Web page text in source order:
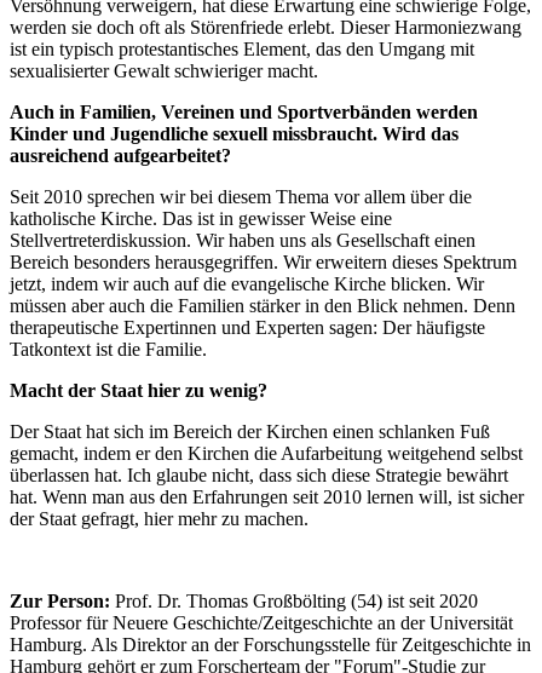
Versöhnung verweigern, hat diese Erwartung eine schwierige Folge,
werden sie doch oft als Störenfriede erlebt. Dieser Harmoniezwang
ist ein typisch protestantisches Element, das den Umgang mit
sexualisierter Gewalt schwieriger macht.
Auch in Familien, Vereinen und Sportverbänden werden
Kinder und Jugendliche sexuell missbraucht. Wird das
ausreichend aufgearbeitet?
Seit 2010 sprechen wir bei diesem Thema vor allem über die
katholische Kirche. Das ist in gewisser Weise eine
Stellvertreterdiskussion. Wir haben uns als Gesellschaft einen
Bereich besonders herausgegriffen. Wir erweitern dieses Spektrum
jetzt, indem wir auch auf die evangelische Kirche blicken. Wir
müssen aber auch die Familien stärker in den Blick nehmen. Denn
therapeutische Expertinnen und Experten sagen: Der häufigste
Tatkontext ist die Familie.
Macht der Staat hier zu wenig?
Der Staat hat sich im Bereich der Kirchen einen schlanken Fuß
gemacht, indem er den Kirchen die Aufarbeitung weitgehend selbst
überlassen hat. Ich glaube nicht, dass sich diese Strategie bewährt
hat. Wenn man aus den Erfahrungen seit 2010 lernen will, ist sicher
der Staat gefragt, hier mehr zu machen.
Zur Person: Prof. Dr. Thomas Großbölting (54) ist seit 2020
Professor für Neuere Geschichte/Zeitgeschichte an der Universität
Hamburg. Als Direktor an der Forschungsstelle für Zeitgeschichte in
Hamburg gehört er zum Forscherteam der "Forum"-Studie zur